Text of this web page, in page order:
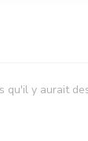
qu'il y aurait